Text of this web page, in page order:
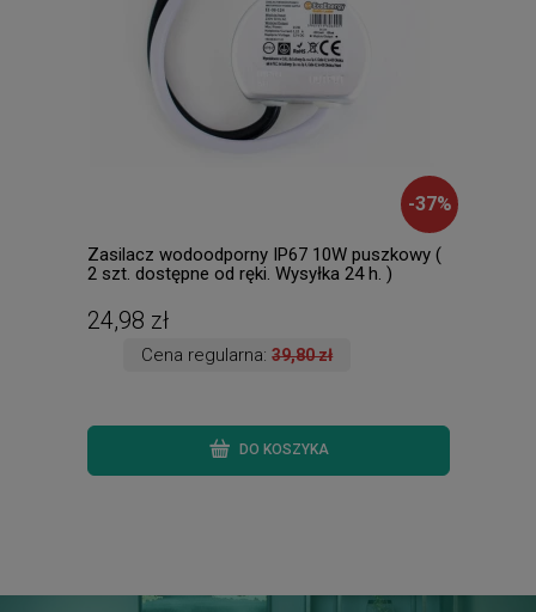
-37%
Zasilacz wodoodporny IP67 10W puszkowy (
2 szt. dostępne od ręki. Wysyłka 24 h. )
24,98 zł
Cena regularna:39,80 zł
DO KOSZYKA